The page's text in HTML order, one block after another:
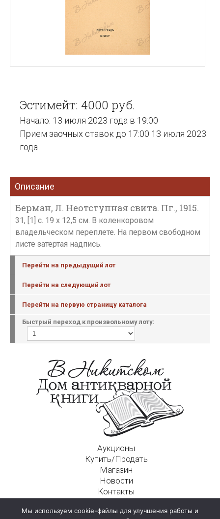
Эстимейт: 4000 руб.
Начало: 13 июля 2023 года в 19:00
Прием заочных ставок до 17:00 13 июля 2023
года
Описание
Берман, Л. Неотступная свита. Пг., 1915.
31, [1] с. 19 х 12,5 см. В коленкоровом
владельческом переплете. На первом свободном
листе затертая надпись.
Перейти на предыдущий лот
Перейти на следующий лот
Перейти на первую страницу каталога
Быстрый переход к произвольному лоту:
Аукционы
Купить/Продать
Магазин
Новости
Контакты
125009, г. Москва, Никитский пер., д. 4а, стр. 1
Мы используем cookie-файлы для улучшения работы и